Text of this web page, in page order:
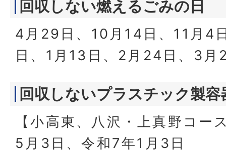
回収しない燃えるごみの日
4月29日、10月14日、11月4
日、1月13日、2月24日、3月
回収しないプラスチック製容
【小高東、八沢・上真野コー
5月3日、令和7年1月3日